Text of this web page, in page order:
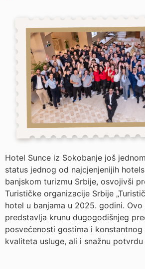
Hotel Sunce iz Sokobanje još
status jednog od najcjenjenijih
banjskom turizmu Srbije, osvojivši
Turističke organizacije Srbije
hotel u banjama u 2025. godini. Ovo
predstavlja krunu dugogodišnjeg
posvećenosti gostima i konstantnog
kvaliteta usluge, ali i snažnu